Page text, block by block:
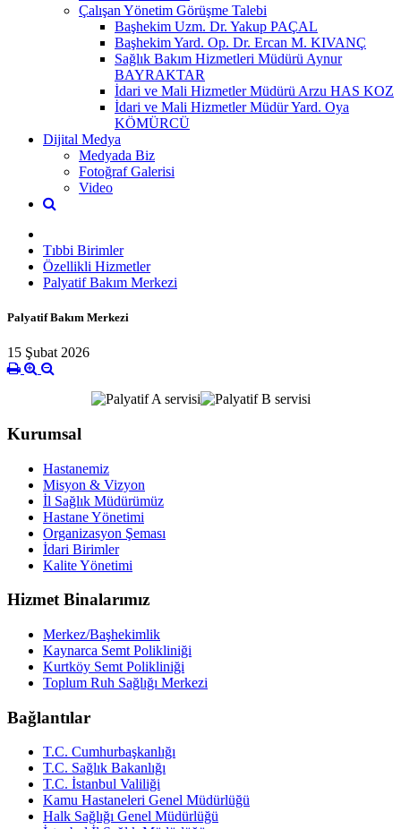
Çalışan Yönetim Görüşme Talebi
Başhekim Uzm. Dr. Yakup PAÇAL
Başhekim Yard. Op. Dr. Ercan M. KIVANÇ
Sağlık Bakım Hizmetleri Müdürü Aynur
BAYRAKTAR
İdari ve Mali Hizmetler Müdürü Arzu HAS KOZ
İdari ve Mali Hizmetler Müdür Yard. Oya
KÖMÜRCÜ
Dijital Medya
Medyada Biz
Fotoğraf Galerisi
Video
Tıbbi Birimler
Özellikli Hizmetler
Palyatif Bakım Merkezi
Palyatif Bakım Merkezi
15 Şubat 2026
Kurumsal
Hastanemiz
Misyon & Vizyon
İl Sağlık Müdürümüz
Hastane Yönetimi
Organizasyon Şeması
İdari Birimler
Kalite Yönetimi
Hizmet Binalarımız
Merkez/Başhekimlik
Kaynarca Semt Polikliniği
Kurtköy Semt Polikliniği
Toplum Ruh Sağlığı Merkezi
Bağlantılar
T.C. Cumhurbaşkanlığı
T.C. Sağlık Bakanlığı
T.C. İstanbul Valiliği
Kamu Hastaneleri Genel Müdürlüğü
Halk Sağlığı Genel Müdürlüğü